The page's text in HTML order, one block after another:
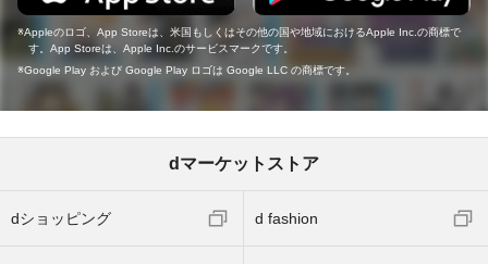
Appleのロゴ、App Storeは、米国もしくはその他の国や地域におけるApple Inc.の商標で
す。App Storeは、Apple Inc.のサービスマークです。
Google Play および Google Play ロゴは Google LLC の商標です。
dマーケットストア
dショッピング d fashion